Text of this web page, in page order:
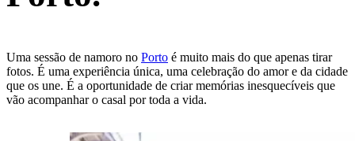
Uma sessão de namoro no Porto é muito mais do que apenas tirar
fotos. É uma experiência única, uma celebração do amor e da cidade
que os une. É a oportunidade de criar memórias inesquecíveis que
vão acompanhar o casal por toda a vida.